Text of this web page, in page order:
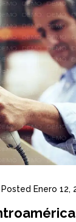
Posted Enero 12,